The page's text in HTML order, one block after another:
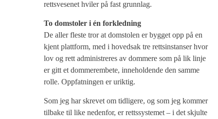
rettsvesenet hviler på fast grunnlag.
To domstoler i én forkledning
De aller fleste tror at domstolen er bygget opp på en
kjent plattform, med i hovedsak tre rettsinstanser hvor
lov og rett administreres av dommere som på lik linje
er gitt et dommerembete, inneholdende den samme
rolle. Oppfatningen er uriktig.
Som jeg har skrevet om tidligere, og som jeg kommer
tilbake til like nedenfor, er rettssystemet – i det skjulte